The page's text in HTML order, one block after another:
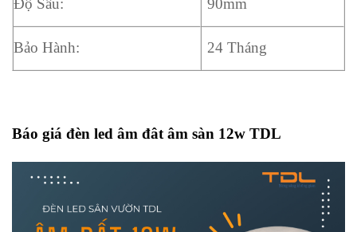
Độ Sâu: 90mm
Bảo Hành: 24 Tháng
Báo giá đèn led âm đât âm sàn 12w TDL